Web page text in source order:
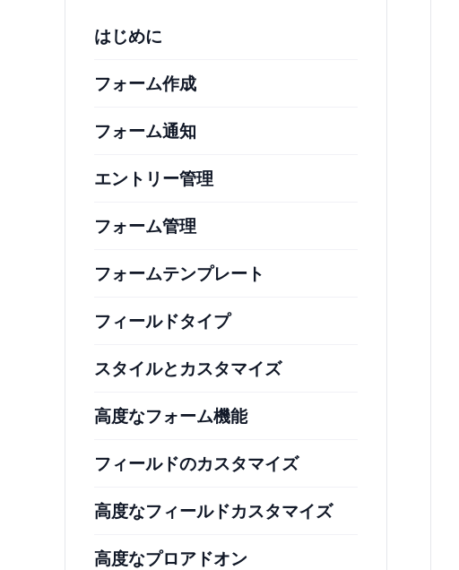
はじめに
フォーム作成
フォーム通知
エントリー管理
フォーム管理
フォームテンプレート
フィールドタイプ
スタイルとカスタマイズ
高度なフォーム機能
フィールドのカスタマイズ
高度なフィールドカスタマイズ
高度なプロアドオン